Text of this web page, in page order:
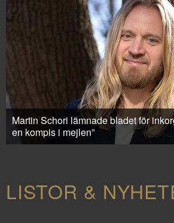
Martin Schori lämnade bladet för
en kompis i mejlen”
LISTOR &